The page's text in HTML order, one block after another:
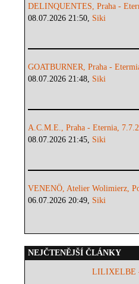
DELINQUENTES, Praha -
08.07.2026 21:50, Siki
GOATBURNER, Praha -
08.07.2026 21:48, Siki
A.C.M.E., Praha - Eternia,
08.07.2026 21:45, Siki
VENENÖ, Atelier Wolimierz,
06.07.2026 20:49, Siki
NEJČTENĚJŠÍ ČLÁNKY
LILIXELBE